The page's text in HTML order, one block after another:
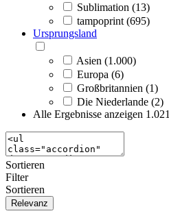
Sublimation (13)
tampoprint (695)
Ursprungsland
Asien (1.000)
Europa (6)
Großbritannien (1)
Die Niederlande (2)
Alle Ergebnisse anzeigen 1.021
Sortieren
Filter
Sortieren
Relevanz